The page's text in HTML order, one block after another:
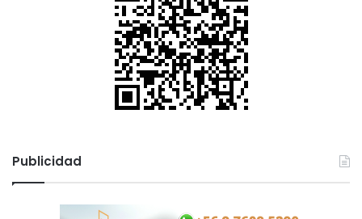
Publicidad